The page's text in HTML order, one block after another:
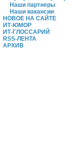
Наши партнеры
Наши вакансии
НОВОЕ НА САЙТЕ
ИТ-ЮМОР
ИТ-ГЛОССАРИЙ
RSS-ЛЕНТА
АРХИВ